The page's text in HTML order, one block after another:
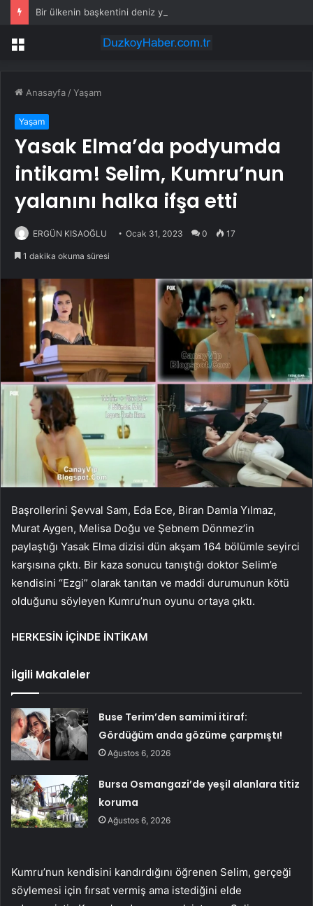
Bir ülkenin başkentini deniz yutmak üzere
Menü
Anasayfa /Yaşam
Yaşam
Yasak Elma’da podyumda
intikam! Selim, Kumru’nun
yalanını halka ifşa etti
ERGÜN KISAOĞLU Ocak 31, 2023 0 17
1 dakika okuma süresi
Başrollerini Şevval Sam, Eda Ece, Biran Damla Yılmaz,
Murat Aygen, Melisa Doğu ve Şebnem Dönmez’in
paylaştığı Yasak Elma dizisi dün akşam 164 bölümle seyirci
karşısına çıktı. Bir kaza sonucu tanıştığı doktor Selim’e
kendisini “Ezgi” olarak tanıtan ve maddi durumunun kötü
olduğunu söyleyen Kumru’nun oyunu ortaya çıktı.
HERKESİN İÇİNDE İNTİKAM
İlgili Makaleler
Buse Terim’den samimi itiraf:
Gördüğüm anda gözüme çarpmıştı!
Ağustos 6, 2026
Bursa Osmangazi’de yeşil alanlara titiz
koruma
Ağustos 6, 2026
Kumru’nun kendisini kandırdığını öğrenen Selim, gerçeği
söylemesi için fırsat vermiş ama istediğini elde